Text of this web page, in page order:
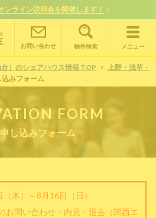
開催します！
お問い合わせ 物件検索 メニュー
）のシェアハウス情報 TOP
上野・浅草・
込みフォーム
FORM
し込みフォーム
木）～8月16日（日）
お問い合わせ・内見・退去（関西エ